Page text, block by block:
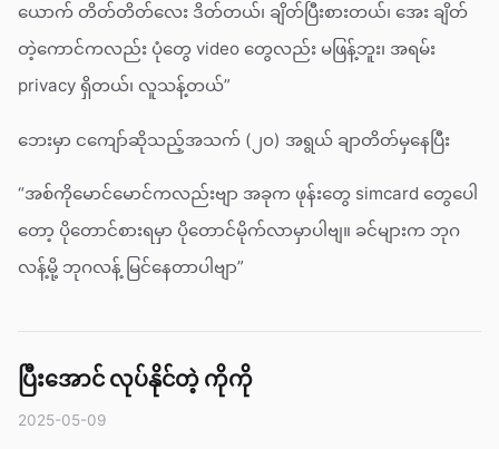
ယောက် တိတ်တိတ်လေး ဒိတ်တယ်၊ ချိတ်ပြီးစားတယ်၊ အေး ချိတ်
တဲ့ကောင်ကလည်း ပုံတွေ video တွေလည်း မဖြန့်ဘူး၊ အရမ်း
privacy ရှိတယ်၊ လူသန့်တယ်”
ဘေးမှာ ငကျော်ဆိုသည့်အသက် (၂၀) အရွယ် ချာတိတ်မှနေပြီး
“အစ်ကိုမောင်မောင်ကလည်းဗျာ အခုက ဖုန်းတွေ simcard တွေပေါ
တော့ ပိုတောင်စားရမှာ ပိုတောင်မိုက်လာမှာပါဗျ။ ခင်များက ဘုဂ
လန့်မို့ ဘုဂလန့် မြင်နေတာပါဗျာ”
ပြီးအောင် လုပ်နိုင်တဲ့ ကိုကို
2025-05-09